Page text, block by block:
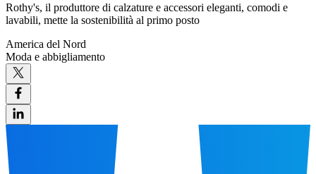
Rothy's, il produttore di calzature e accessori eleganti, comodi e
lavabili, mette la sostenibilità al primo posto
America del Nord
Moda e abbigliamento